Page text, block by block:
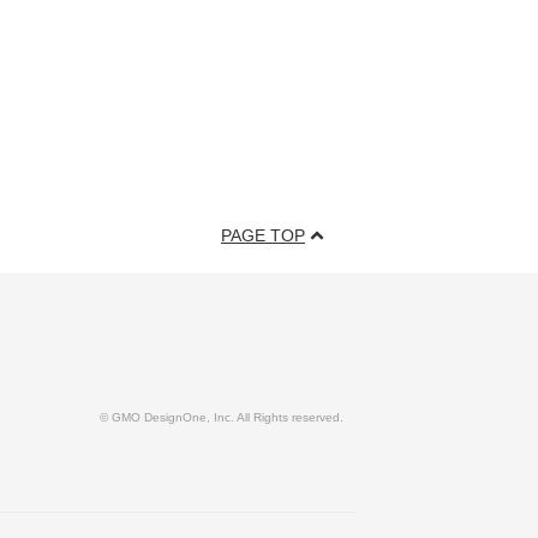
PAGE TOP
© GMO DesignOne, Inc. All Rights reserved.